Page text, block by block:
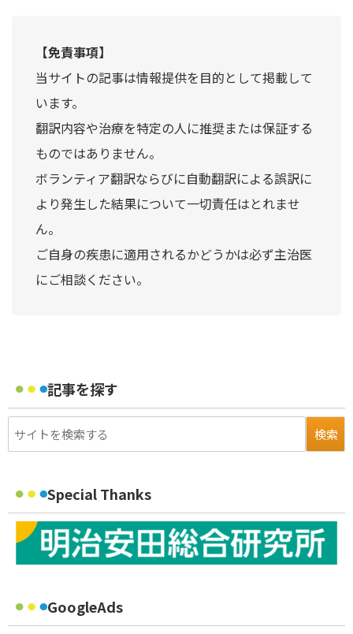
【免責事項】
当サイトの記事は情報提供を目的として掲載して
います。
翻訳内容や治療を特定の人に推奨または保証する
ものではありません。
ボランティア翻訳ならびに自動翻訳による誤訳に
より発生した結果について一切責任はとれませ
ん。
ご自身の疾患に適用されるかどうかは必ず主治医
にご相談ください。
記事を探す
Special Thanks
GoogleAds